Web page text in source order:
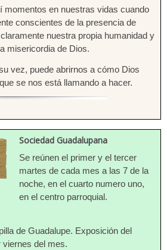
momentos en nuestras vidas cuando
conscientes de la presencia de
nuestra propia humanidad y
misericordia de Dios.
vez, puede abrirnos a cómo Dios
se nos está llamando a hacer.
Sociedad Guadalupana
Se reúnen el primer y el tercer
martes de cada mes a las 7 de la
noche, en el cuarto numero uno,
en el centro parroquial.
de Guadalupe. Exposición del
del mes.